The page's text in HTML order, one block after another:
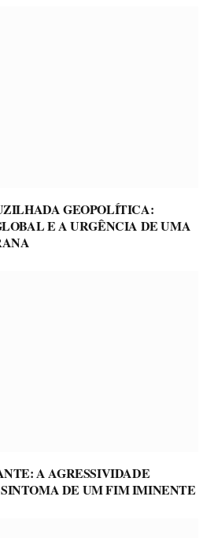
GEOPOLÍTICA:
E A URGÊNCIA DE UMA
A AGRESSIVIDADE
DE UM FIM IMINENTE